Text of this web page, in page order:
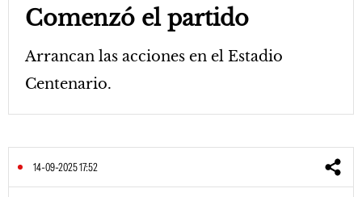
Comenzó el partido
Arrancan las acciones en el Estadio
Centenario.
14-09-2025 17:52